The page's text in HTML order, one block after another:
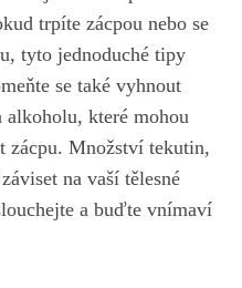
trpíte zácpou nebo se
tyto jednoduché tipy
se také vyhnout
které mohou
zácpu. Množství tekutin,
na vaší tělesné
a buďte vnímaví